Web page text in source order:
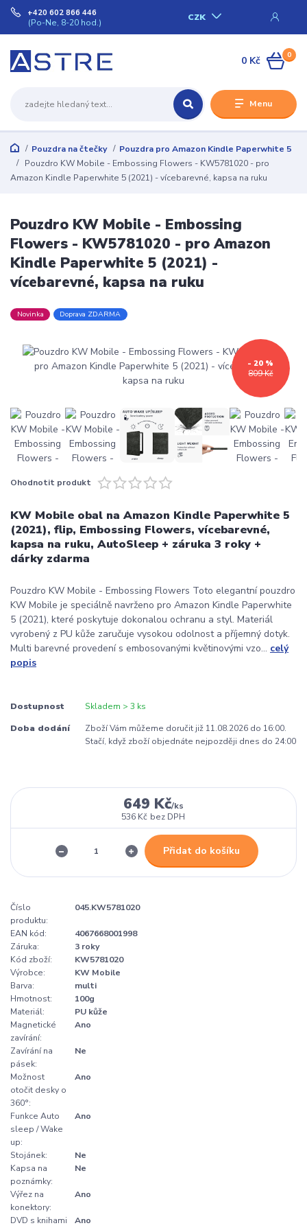
Menu
CZK
+420 602 866 446
(Po-Ne, 8-20 hod.)
0
0 Kč
Pouzdra na čtečky
Pouzdra pro Amazon Kindle Paperwhite 5
Pouzdro KW Mobile - Embossing Flowers - KW5781020 - pro
Amazon Kindle Paperwhite 5 (2021) - vícebarevné, kapsa na ruku
Pouzdro KW Mobile - Embossing
Flowers - KW5781020 - pro Amazon
Kindle Paperwhite 5 (2021) -
vícebarevné, kapsa na ruku
Novinka Doprava ZDARMA
809 Kč
- 20 %
Ohodnotit produkt
KW Mobile obal na Amazon Kindle Paperwhite 5
(2021), flip, Embossing Flowers, vícebarevné,
kapsa na ruku, AutoSleep + záruka 3 roky +
dárky zdarma
Pouzdro KW Mobile - Embossing Flowers Toto elegantní pouzdro
KW Mobile je speciálně navrženo pro Amazon Kindle Paperwhite
5 (2021), které poskytuje dokonalou ochranu a styl. Materiál
vyrobený z PU kůže zaručuje vysokou odolnost a příjemný dotyk.
Multi barevné provedení s embosovanými květinovými vzo... celý
popis
Dostupnost Skladem > 3 ks
Doba dodání
Zboží Vám můžeme doručit již 11.08.2026 do 16:00.
Stačí, když zboží objednáte nejpozději dnes do 24:00
649 Kč/ks
536 Kč bez DPH
Přidat do košíku
Číslo
produktu:
045.KW5781020
EAN kód:
4067668001998
Záruka:
3 roky
Kód zboží:
KW5781020
Výrobce:
KW Mobile
Barva:
multi
Hmotnost:
100g
Materiál:
PU kůže
Magnetické
zavírání:
Ano
Zavírání na
pásek:
Ne
Možnost
otočit desky o
360°:
Ano
Funkce Auto
sleep / Wake
up:
Ano
Stojánek:
Ne
Kapsa na
poznámky:
Ne
Výřez na
konektory:
Ano
DVD s knihami
Ano